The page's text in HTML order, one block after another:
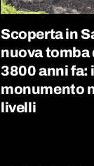
Scoperta in
nuova tomba
3800 anni fa:
monumento
livelli